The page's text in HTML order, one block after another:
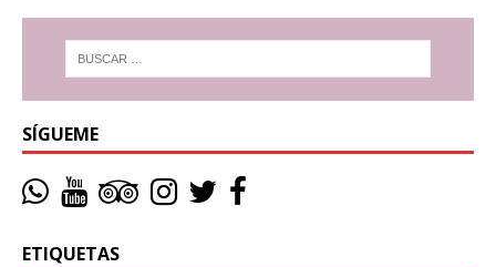
SÍGUEME
ETIQUETAS